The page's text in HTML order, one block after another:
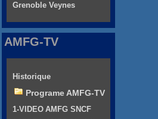
Grenoble Veynes
AMFG-TV
Historique
Programe AMFG-TV
1-VIDEO AMFG SNCF